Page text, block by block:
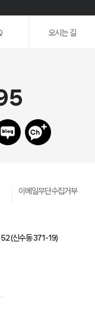
오시는 길
이메일무단수집거부
(신수동 371-19)